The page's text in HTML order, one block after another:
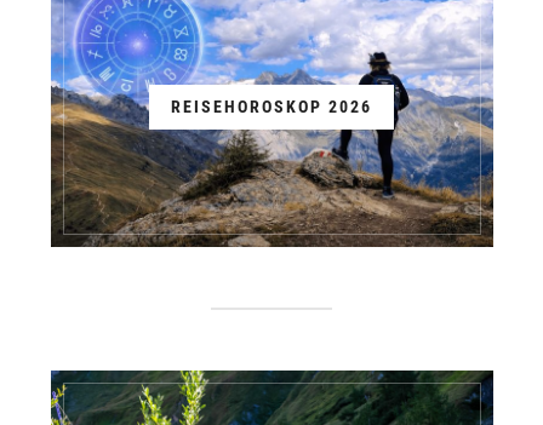
REISEHOROSKOP 2026